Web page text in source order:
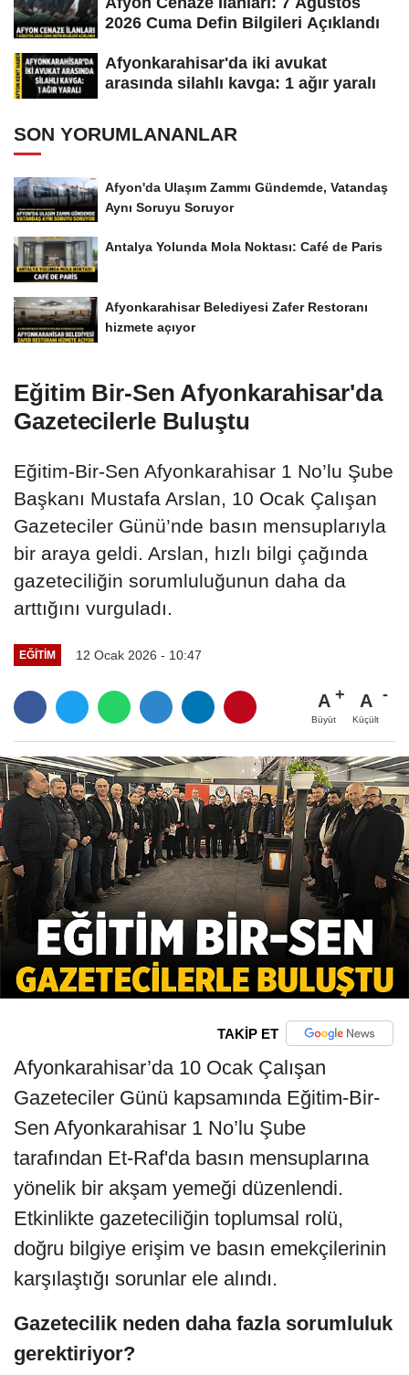
2026 Cuma Defin Bilgileri Açıklandı
Afyonkarahisar'da iki avukat
arasında silahlı kavga: 1 ağır yaralı
SON YORUMLANANLAR
Afyon'da Ulaşım Zammı Gündemde, Vatandaş
Aynı Soruyu Soruyor
Antalya Yolunda Mola Noktası: Café de Paris
Afyonkarahisar Belediyesi Zafer Restoranı
hizmete açıyor
Eğitim Bir-Sen Afyonkarahisar'da
Gazetecilerle Buluştu
Eğitim-Bir-Sen Afyonkarahisar 1 No’lu Şube
Başkanı Mustafa Arslan, 10 Ocak Çalışan
Gazeteciler Günü’nde basın mensuplarıyla
bir araya geldi. Arslan, hızlı bilgi çağında
gazeteciliğin sorumluluğunun daha da
arttığını vurguladı.
EĞITIM 12 Ocak 2026 - 10:47
A
Büyüt
A
Küçült
TAKİP ET
Afyonkarahisar’da 10 Ocak Çalışan
Gazeteciler Günü kapsamında Eğitim-Bir-
Sen Afyonkarahisar 1 No’lu Şube
tarafından Et-Raf'da basın mensuplarına
yönelik bir akşam yemeği düzenlendi.
Etkinlikte gazeteciliğin toplumsal rolü,
doğru bilgiye erişim ve basın emekçilerinin
karşılaştığı sorunlar ele alındı.
Gazetecilik neden daha fazla sorumluluk
gerektiriyor?